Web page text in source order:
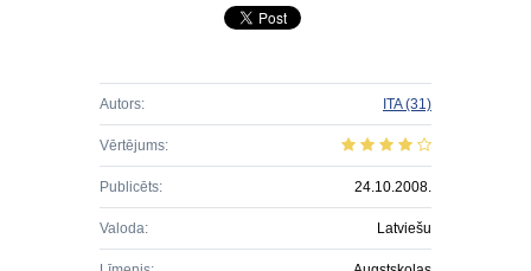
Autors: ITA(31)
Vērtējums:
Publicēts: 24.10.2008.
Valoda: Latviešu